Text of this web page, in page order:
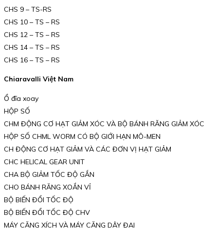
CHS 9 – TS-RS
CHS 10 – TS – RS
CHS 12 – TS – RS
CHS 14 – TS – RS
CHS 16 – TS – RS
Chiaravalli Việt Nam
Ổ đĩa xoay
HỘP SỐ
CHM ĐỘNG CƠ HẠT GIẢM XÓC VÀ BỘ BÁNH RĂNG GIẢM XÓC
HỘP SỐ CHML WORM CÓ BỘ GIỚI HẠN MÔ-MEN
CH ĐỘNG CƠ HẠT GIẢM VÀ CÁC ĐƠN VỊ HẠT GIẢM
CHC HELICAL GEAR UNIT
CHA BỘ GIẢM TỐC ĐỘ GẮN
CHO BÁNH RĂNG XOẮN VỈ
BỘ BIẾN ĐỔI TỐC ĐỘ
BỘ BIẾN ĐỔI TỐC ĐỘ CHV
MÁY CĂNG XÍCH VÀ MÁY CĂNG DÂY ĐAI